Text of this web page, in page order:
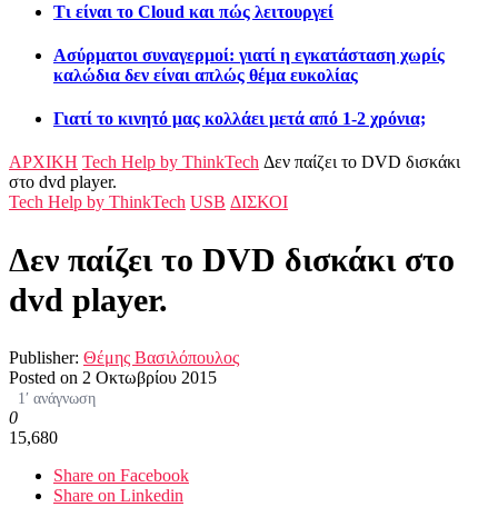
Τι είναι το Cloud και πώς λειτουργεί
Ασύρματοι συναγερμοί: γιατί η εγκατάσταση χωρίς
καλώδια δεν είναι απλώς θέμα ευκολίας
Γιατί το κινητό μας κολλάει μετά από 1-2 χρόνια;
ΑΡΧΙΚΗ Tech Help by ThinkTech Δεν παίζει το DVD δισκάκι
στο dvd player.
Tech Help by ThinkTech USB ΔΙΣΚΟΙ
Δεν παίζει το DVD δισκάκι στο
dvd player.
Publisher: Θέμης Βασιλόπουλος
Posted on 2 Οκτωβρίου 2015
1′ ανάγνωση
0
15,680
Share on Facebook
Share on Linkedin